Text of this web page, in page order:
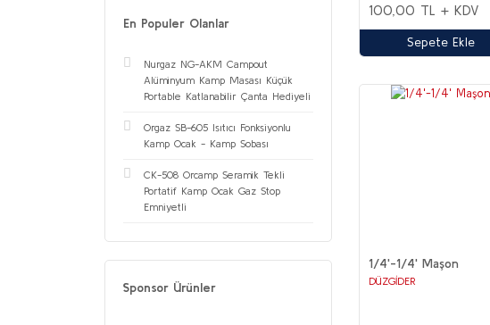
En Populer Olanlar
Nurgaz NG-AKM Campout
Alüminyum Kamp Masası Küçük
Portable Katlanabilir Çanta Hediyeli
Orgaz SB-605 Isıtıcı Fonksiyonlu
Kamp Ocak - Kamp Sobası
CK-508 Orcamp Seramik Tekli
Portatif Kamp Ocak Gaz Stop
Emniyetli
Sponsor Ürünler
100,00 TL + KDV
Sepete Ekle
1/4'-1/4' Maşon
DÜZGİDER